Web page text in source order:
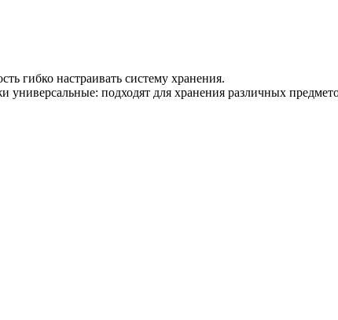
гибко настраивать систему хранения.
подходят для хранения различных